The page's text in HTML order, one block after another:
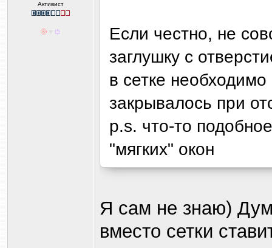
Активист
Если честно, не
заглушку с
в сетке
закрывалось при
p.s. что-то
"мягких" окон
Я сам не знаю)
вместо сетки